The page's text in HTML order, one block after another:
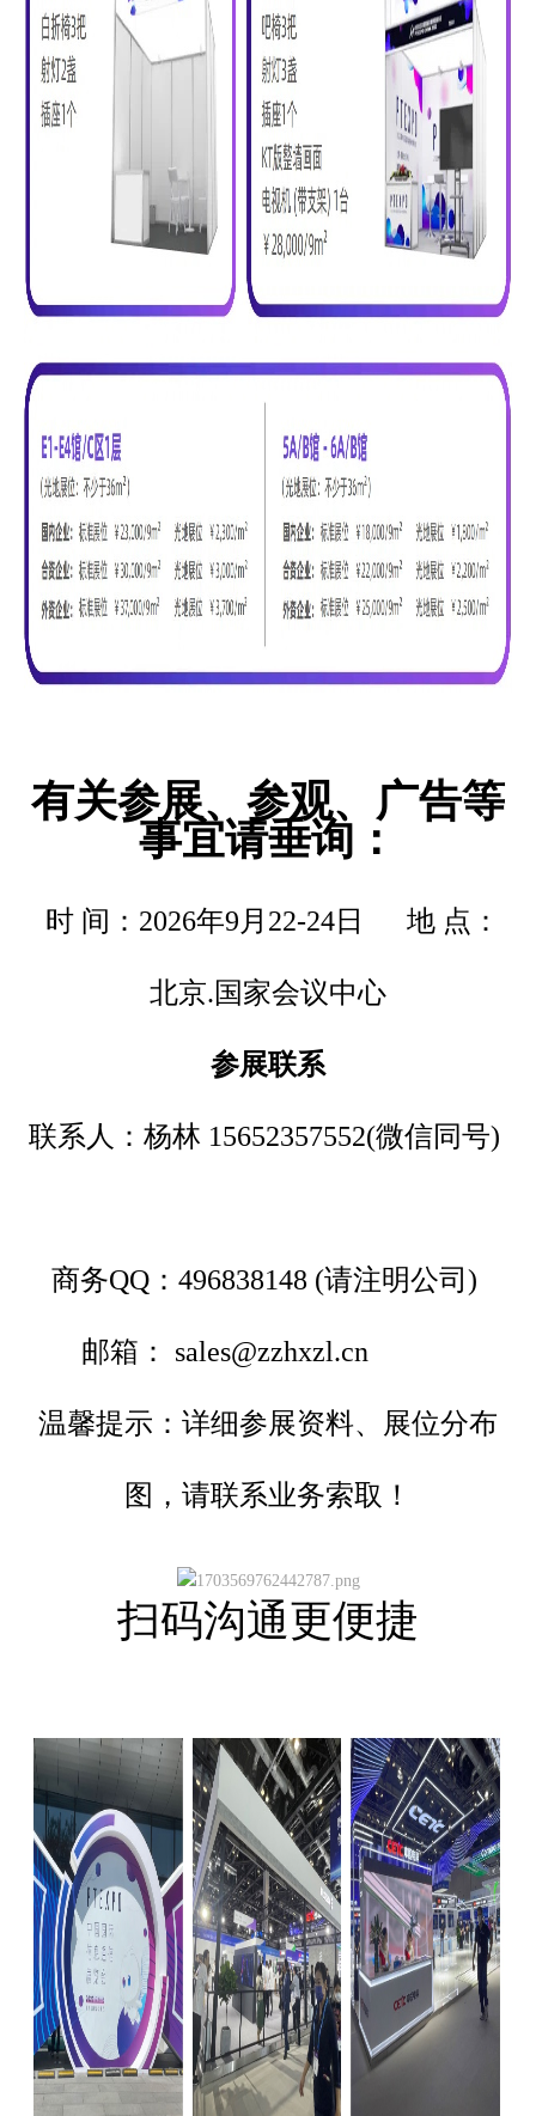
有关参展、参观、广告等
事宜请垂询：
时 间：2026年9月22-24日 地 点：
北京.国家会议中心
参展联系
联系人：杨林 15652357552(微信同号)
商务QQ：496838148 (请注明公司)
邮箱： sales@zzhxzl.cn
温馨提示：详细参展资料、展位分布
图，请联系业务索取！
扫码沟通更便捷